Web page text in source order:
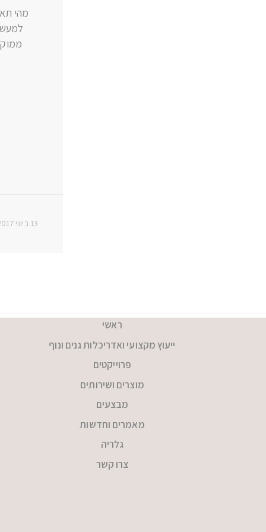
מהי
13 ביוני 2017
ראשי
ייעוץ מקצועי ואדריכלות גנים ונוף
פרוייקטים
מוצרים ושירותים
מבצעים
מאמרים וחדשות
גלריה
צרו קשר